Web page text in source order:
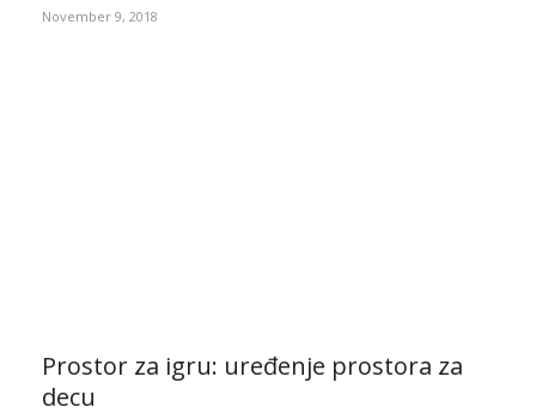
November 9, 2018
Prostor za igru: uređenje prostora za
decu